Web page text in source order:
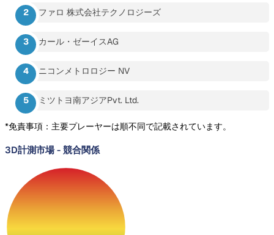
ファロ 株式会社テクノロジーズ
カール・ゼーイスAG
ニコンメトロロジー NV
ミツトヨ南アジアPvt. Ltd.
*免責事項：主要プレーヤーは順不同で記載されています。
3D計測市場- 競合関係